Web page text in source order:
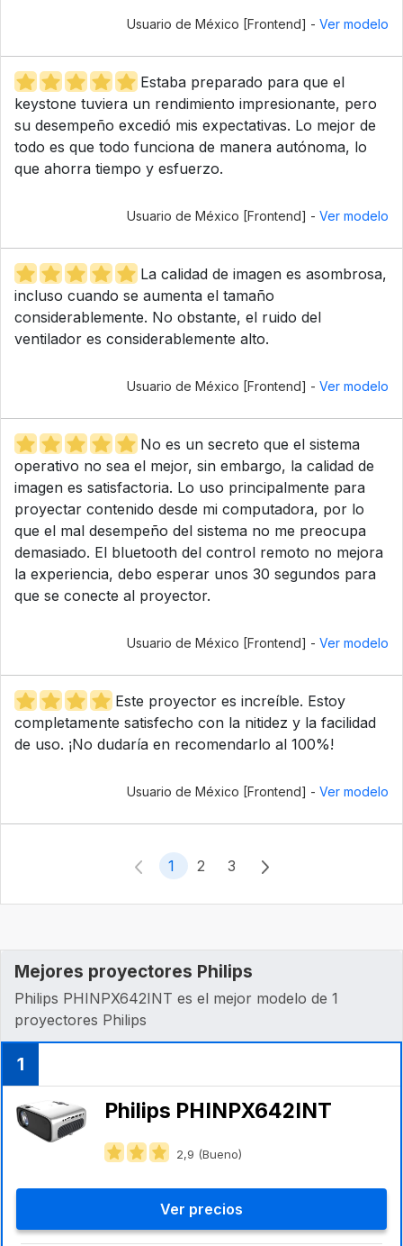
Usuario de México [Frontend] - Ver modelo
Estaba preparado para que el
keystone tuviera un rendimiento impresionante, pero
su desempeño excedió mis expectativas. Lo mejor de
todo es que todo funciona de manera autónoma, lo
que ahorra tiempo y esfuerzo.
Usuario de México [Frontend] - Ver modelo
La calidad de imagen es asombrosa,
incluso cuando se aumenta el tamaño
considerablemente. No obstante, el ruido del
ventilador es considerablemente alto.
Usuario de México [Frontend] - Ver modelo
No es un secreto que el sistema
operativo no sea el mejor, sin embargo, la calidad de
imagen es satisfactoria. Lo uso principalmente para
proyectar contenido desde mi computadora, por lo
que el mal desempeño del sistema no me preocupa
demasiado. El bluetooth del control remoto no mejora
la experiencia, debo esperar unos 30 segundos para
que se conecte al proyector.
Usuario de México [Frontend] - Ver modelo
Este proyector es increíble. Estoy
completamente satisfecho con la nitidez y la facilidad
de uso. ¡No dudaría en recomendarlo al 100%!
Usuario de México [Frontend] - Ver modelo
1 2 3
Mejores proyectores Philips
Philips PHINPX642INT es el mejor modelo de 1
proyectores Philips
1
Philips PHINPX642INT
2,9 (Bueno)
Ver precios